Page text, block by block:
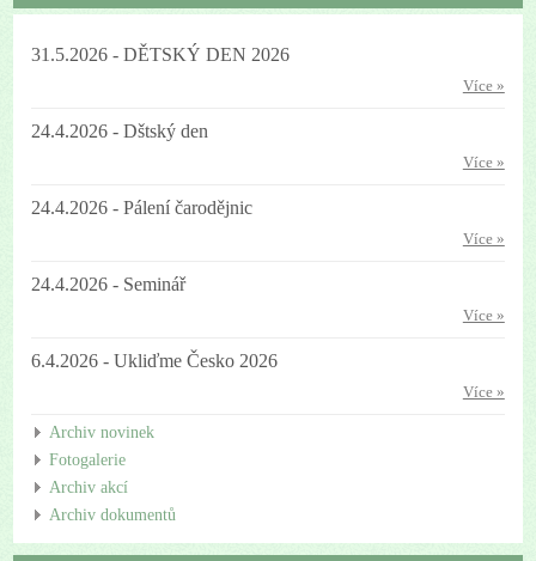
31.5.2026 - DĚTSKÝ DEN 2026
Více »
24.4.2026 - Dštský den
Více »
24.4.2026 - Pálení čarodějnic
Více »
24.4.2026 - Seminář
Více »
6.4.2026 - Ukliďme Česko 2026
Více »
Archiv novinek
Fotogalerie
Archiv akcí
Archiv dokumentů